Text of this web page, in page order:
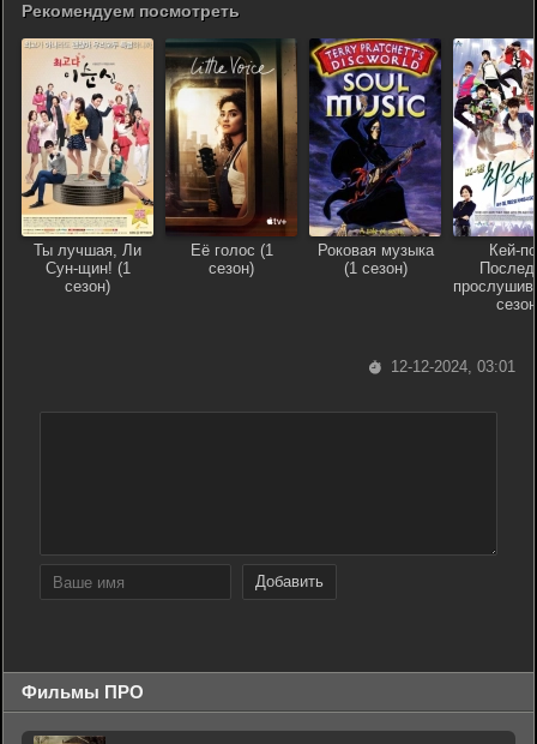
Рекомендуем посмотреть
Ты лучшая, Ли
Сун-щин! (1
сезон)
Её голос (1
сезон)
Роковая музыка
(1 сезон)
Кей-
12-12-2024, 03:01
Добавить
Фильмы ПРО